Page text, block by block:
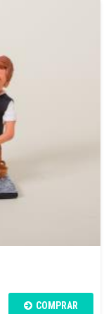
COMPRAR